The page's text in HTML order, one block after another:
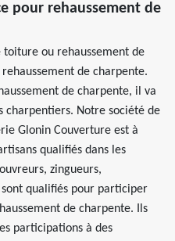
pour rehaussement de
toiture ou rehaussement de
de charpente.
de charpente, il va
charpentiers. Notre société de
Glonin Couverture est à
qualifiés dans les
zingueurs,
qualifiés pour participer
de charpente. Ils
participations à des